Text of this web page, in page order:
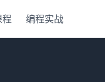
编程实战